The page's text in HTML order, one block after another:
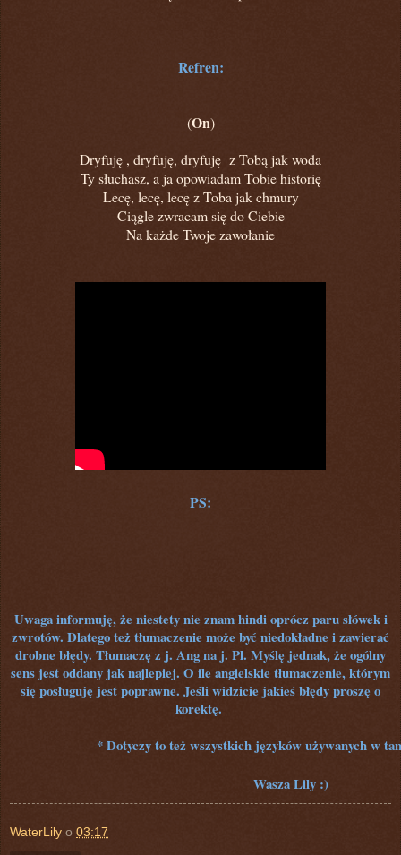
Refren:
(On)
Dryfuję , dryfuję, dryfuję z Tobą jak woda
Ty słuchasz, a ja opowiadam Tobie historię
Lecę, lecę, lecę z Toba jak chmury
Ciągle zwracam się do Ciebie
Na każde Twoje zawołanie
PS:
Uwaga informuję, że niestety nie znam hindi oprócz paru słówek i
zwrotów. Dlatego też tłumaczenie może być niedokładne i zawierać
drobne błędy. Tłumaczę z j. Ang na j. Pl. Myślę jednak, że ogólny
sens jest oddany jak najlepiej. O ile angielskie tłumaczenie, którym
się posługuję jest poprawne. Jeśli widzicie jakieś błędy proszę o
korektę.
* Dotyczy to też wszystkich języków używanych w
Wasza Lily :)
WaterLily o 03:17